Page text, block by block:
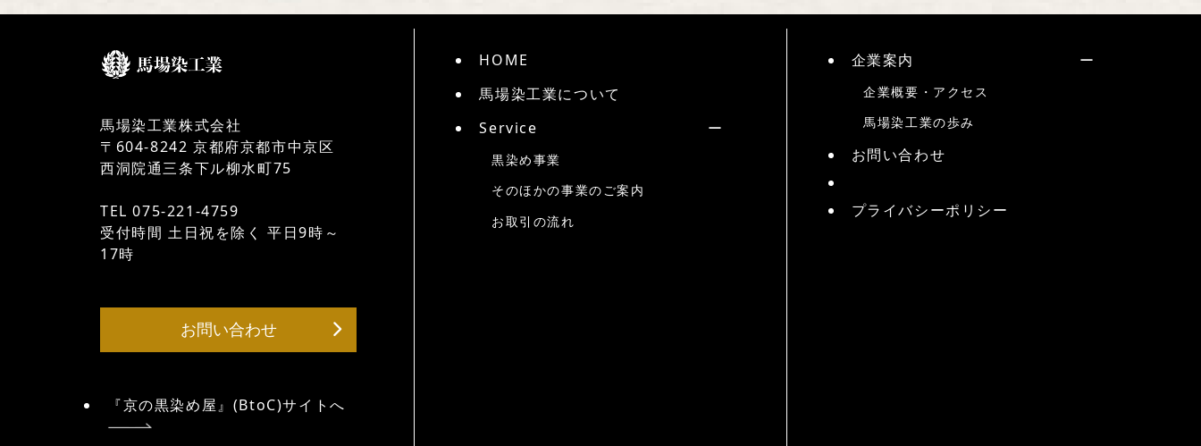
馬場染工業株式会社
〒604-8242 京都府京都市中京区
西洞院通三条下ル柳水町75
TEL 075-221-4759
受付時間 土日祝を除く 平日9時～
17時
お問い合わせ
『京の黒染め屋』(BtoC)サイトへ
HOME
馬場染工業について
Service
黒染め事業
そのほかの事業のご案内
お取引の流れ
企業案内
企業概要・アクセス
馬場染工業の歩み
お問い合わせ
プライバシーポリシー